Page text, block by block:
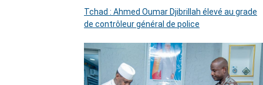
Tchad : Ahmed Oumar Djibrillah élevé au grade
de contrôleur général de police